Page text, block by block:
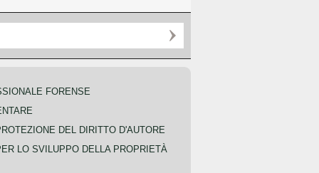
FORENSE
DEL DIRITTO D'AUTORE
LO SVILUPPO DELLA PROPRIETÀ